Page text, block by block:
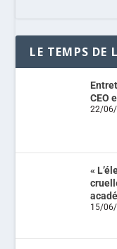
LE TEMPS DE
CEO
22/
«
15/